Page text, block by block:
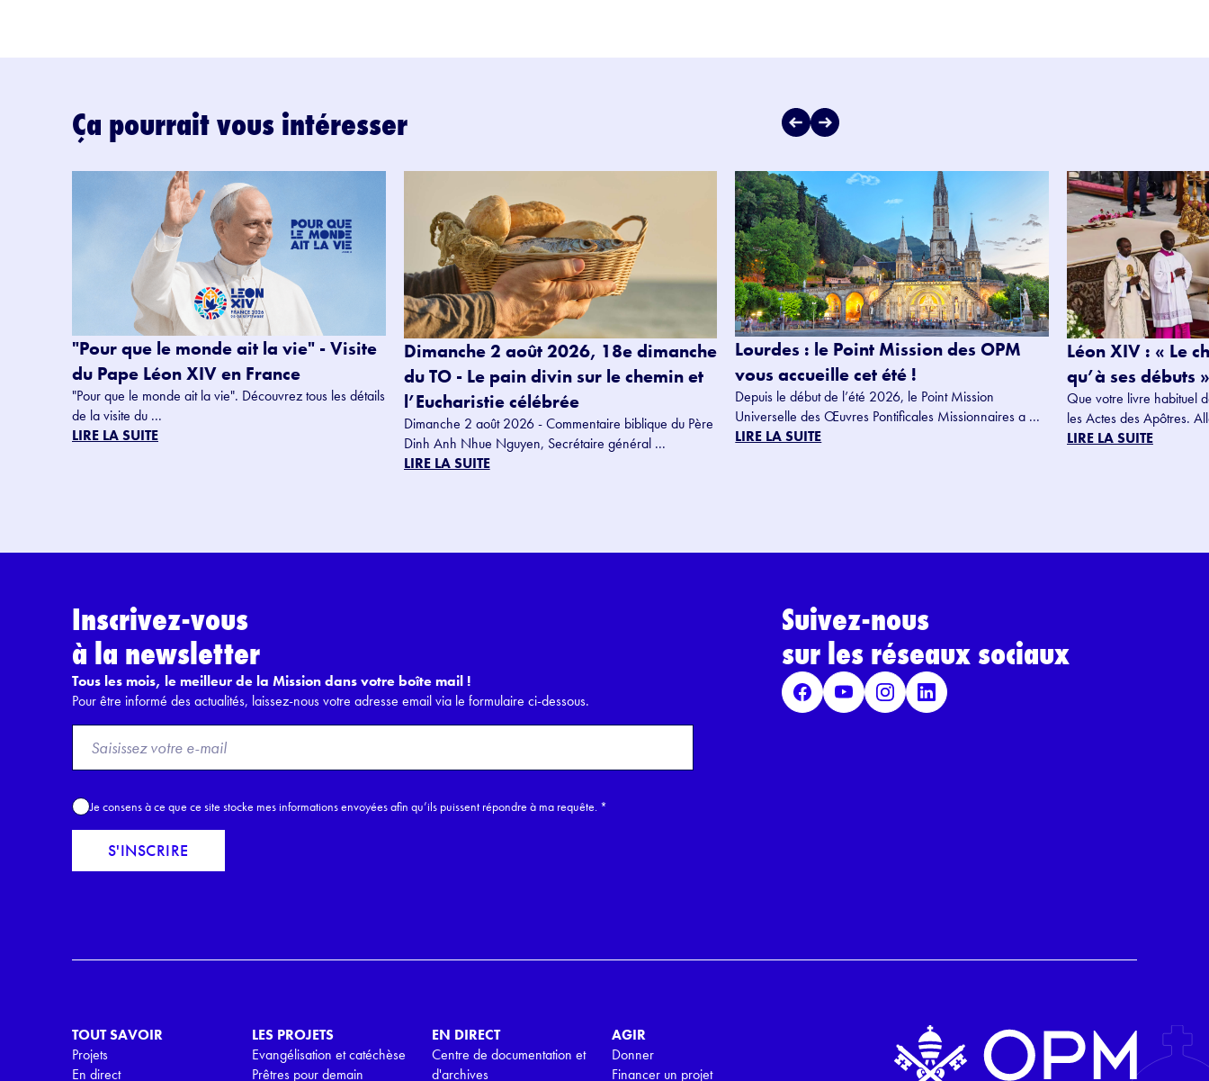
Ça pourrait vous intéresser
"Pour que le monde ait la vie" - Visite
du Pape Léon XIV en France
"Pour que le monde ait la vie". Découvrez tous les détails
de la visite du ...
LIRE LA SUITE
Dimanche 2 août 2026, 18e dimanche
du TO - Le pain divin sur le chemin et
l’Eucharistie célébrée
Dimanche 2 août 2026 - Commentaire biblique du Père
Dinh Anh Nhue Nguyen, Secrétaire général ...
LIRE LA SUITE
Lourdes : le Point Mission des OPM
vous accueille cet été !
Depuis le début de l’été 2026, le Point Mission
Universelle des Œuvres Pontificales Missionnaires a ...
LIRE LA SUITE
Léon XIV : « Le
qu’à ses débuts
Que votre livre habituel
les Actes des Apôtres.
LIRE LA SUITE
Inscrivez-vous
à la newsletter
Tous les mois, le meilleur de la Mission dans votre boîte mail !
Pour être informé des actualités, laissez-nous votre adresse email via le formulaire ci-dessous.
o
E
m
i
A
c
P
Je consens à ce que ce site stocke mes informations envoyées afin qu’ils puissent répondre à ma requête. *
S'INSCRIRE
Suivez-nous
sur les réseaux sociaux
TOUT SAVOIR
Projets
En direct
LES PROJETS
Evangélisation et catéchèse
Prêtres pour demain
EN DIRECT
Centre de documentation et
d'archives
AGIR
Donner
Financer un projet